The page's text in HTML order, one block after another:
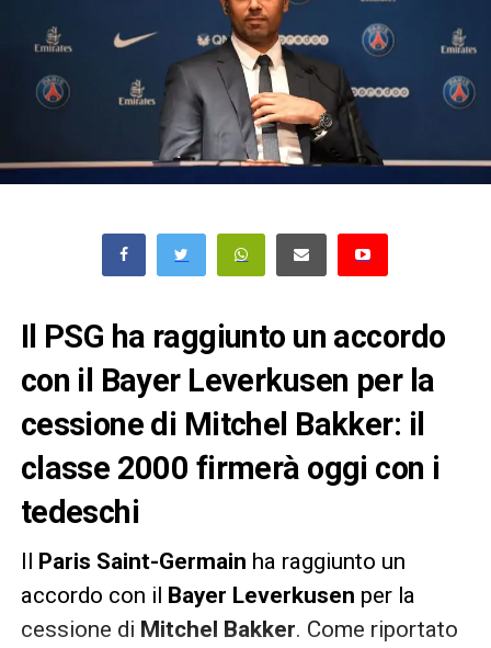
Il PSG ha raggiunto un accordo
con il Bayer Leverkusen per la
cessione di Mitchel Bakker: il
classe 2000 firmerà oggi con i
tedeschi
Il Paris Saint-Germain ha raggiunto un
accordo con il Bayer Leverkusen per la
cessione di Mitchel Bakker. Come riportato